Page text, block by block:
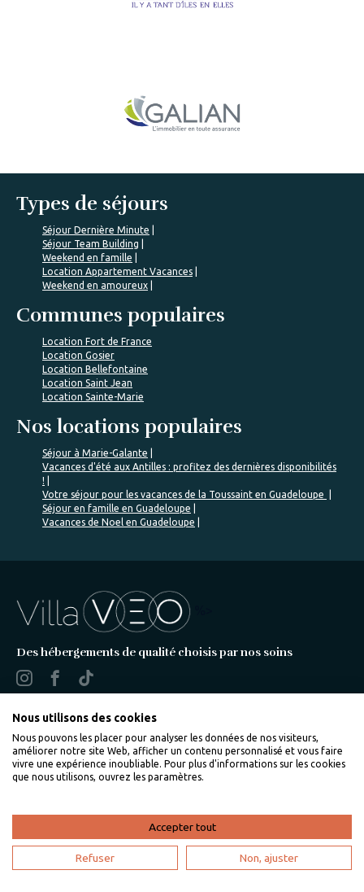
Types de séjours
Séjour Dernière Minute
Séjour Team Building
Weekend en famille
Location Appartement Vacances
Weekend en amoureux
Communes populaires
Location Fort de France
Location Gosier
Location Bellefontaine
Location Saint Jean
Location Sainte-Marie
Nos locations populaires
Séjour à Marie-Galante
Vacances d'été aux Antilles : profitez des dernières disponibilités
!
Votre séjour pour les vacances de la Toussaint en Guadeloupe
Séjour en famille en Guadeloupe
Vacances de Noel en Guadeloupe
Des hébergements de qualité choisis par nos soins
A propos de VillaVEO
Qui sommes-nous ?
Les garanties VillaVEO
Rejoignez VillaVEO
Nous utilisons des cookies
Nous pouvons les placer pour analyser les données de nos visiteurs,
améliorer notre site Web, afficher un contenu personnalisé et vous faire
vivre une expérience inoubliable. Pour plus d'informations sur les cookies
que nous utilisons, ouvrez les paramètres.
Accepter tout
Refuser Non, ajuster